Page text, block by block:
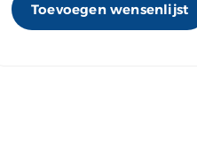
Toevoegen wensenlijst